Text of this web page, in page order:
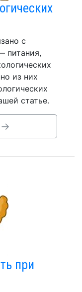
с
питания,
из них
статье.
→
при